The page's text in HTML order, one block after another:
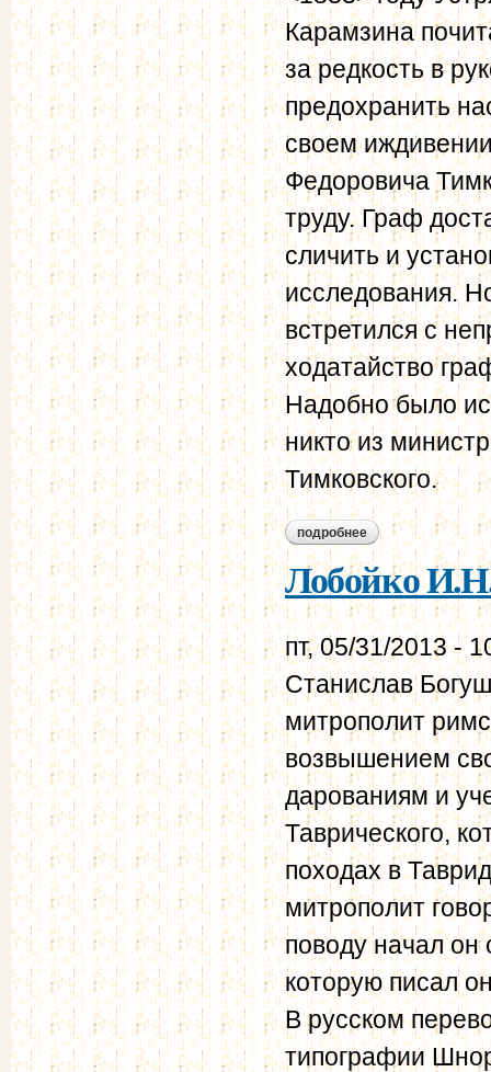
Карамзина
за редкость в
предохранить
своем
Федоровича
труду. Граф
сличить и
исследования.
встретился с
ходатайство
Надобно было
никто из
Тимковского.
подробнее о лобойко и.н.
Лобойко
пт, 05/31/2013 -
Станислав
митрополит
возвышением
дарованиям и
Таврического,
походах в
митрополит
поводу начал
которую писал
В русском
типографии